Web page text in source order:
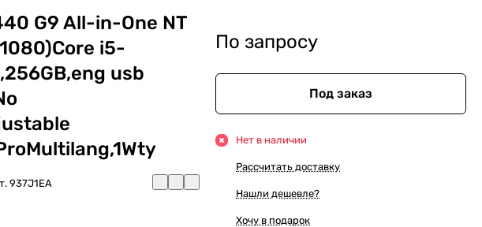
G9 All-in-One NT
i5-
usb
937J1EA
По запросу
Под заказ
Нет в наличии
Рассчитать доставку
Нашли дешевле?
Хочу в подарок